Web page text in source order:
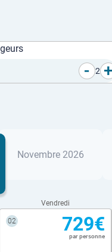
- 2
Novembre 2026
Vendredi
02 729€
par personne